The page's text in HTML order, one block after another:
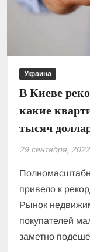
Украина
В Киеве
какие
тысяч
29 сентября, 2022
привело к
Рынок
покупателей
заметно